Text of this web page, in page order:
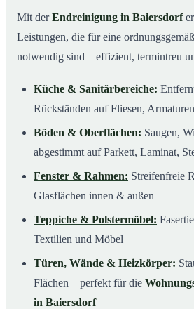
Mit derEndreinigung in Baiersdorf
Leistungen, die für eine
notwendig sind – effizient, termintreu
Küche & Sanitärbereiche:
Rückständen auf Fliesen,
Böden & Oberflächen: Saugen,
abgestimmt auf Parkett, Laminat,
Fenster & Rahmen: Streifenfreie
Glasflächen innen & außen
Teppiche & Polstermöbel:
Textilien und Möbel
Türen, Wände & Heizkörper:
Flächen – perfekt für die
in Baiersdorf